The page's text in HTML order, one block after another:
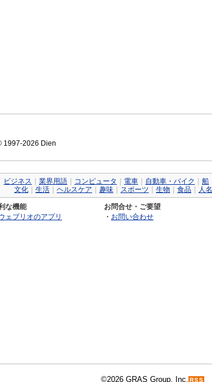
1997-2026 Dien
ビジネス 業界用語 コンピュータ 電車 自動車・バイク 船
文化
生活 ヘルスケア 趣味 スポーツ 生物 食品 人名
な機能
ェブリオのアプリ
お問合せ・ご要望
・ お問い合わせ
©2026 GRAS Group, Inc. RSS